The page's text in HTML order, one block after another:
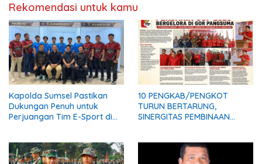
Rekomendasi untuk kamu
Kapolda Sumsel Pastikan
Dukungan Penuh untuk
Perjuangan Tim E-Sport di
10 PENGKAB/PENGKOT
TURUN BERTARUNG,
SINERGITAS PEMBINAAN